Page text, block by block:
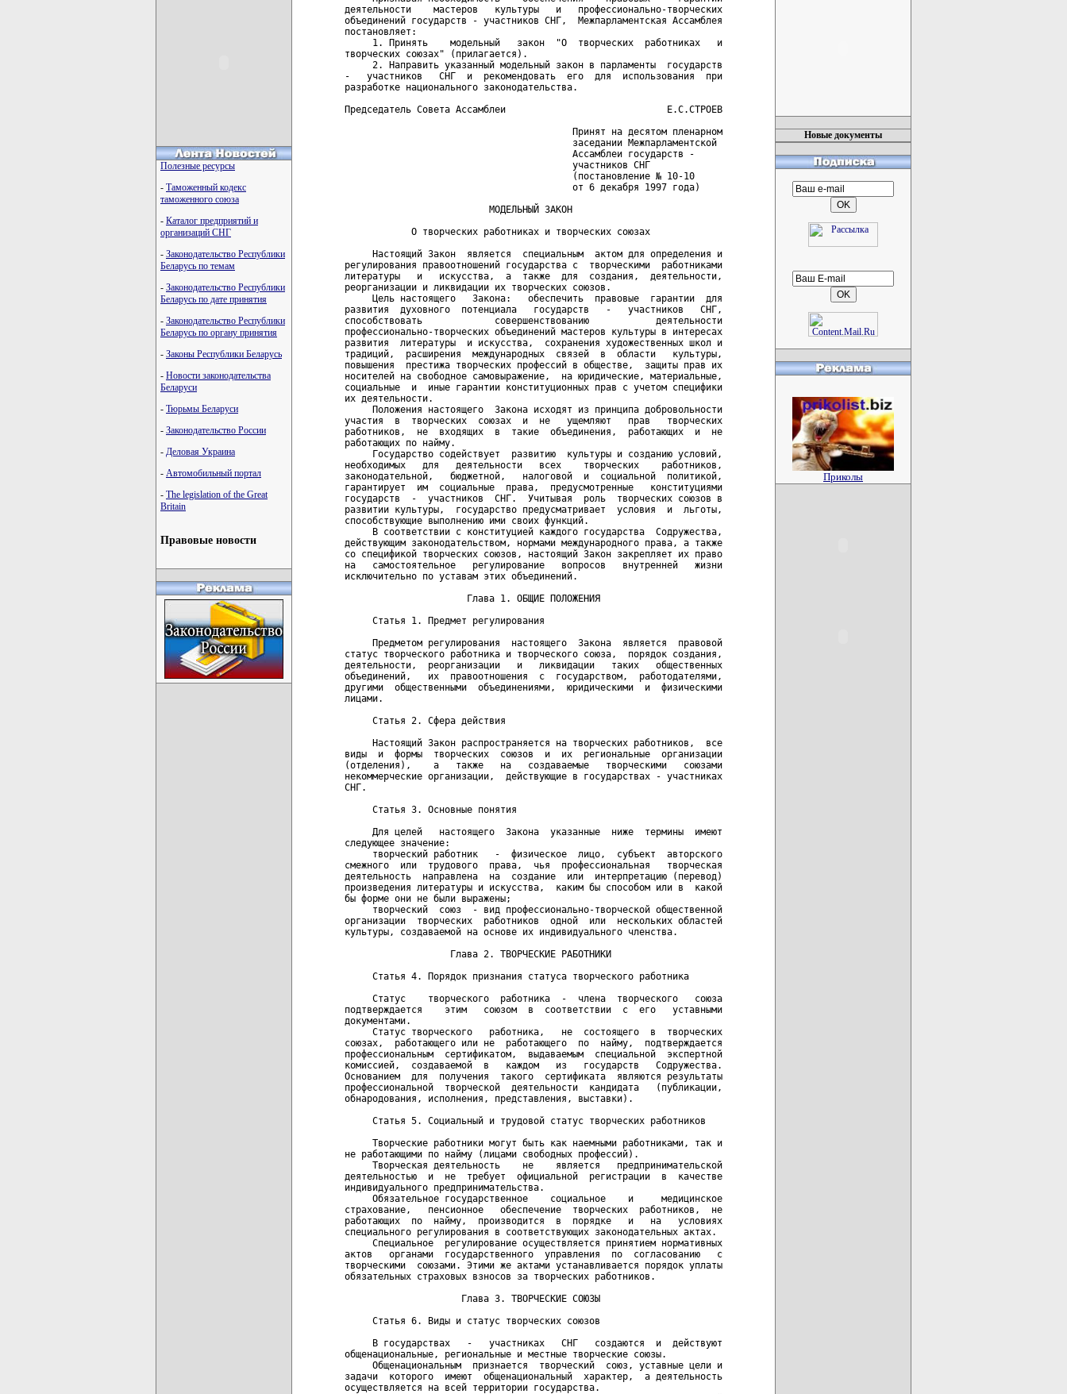
Полезные ресурсы
- Таможенный кодекс
таможенного союза
- Каталог предприятий и
организаций СНГ
- Законодательство Республики
Беларусь по темам
- Законодательство Республики
Беларусь по дате принятия
- Законодательство Республики
Беларусь по органу принятия
- Законы Республики Беларусь
- Новости законодательства
Беларуси
- Тюрьмы Беларуси
- Законодательство России
- Деловая Украина
- Автомобильный портал
- The legislation of the Great
Britain
Правовые новости
Новые документы
Приколы